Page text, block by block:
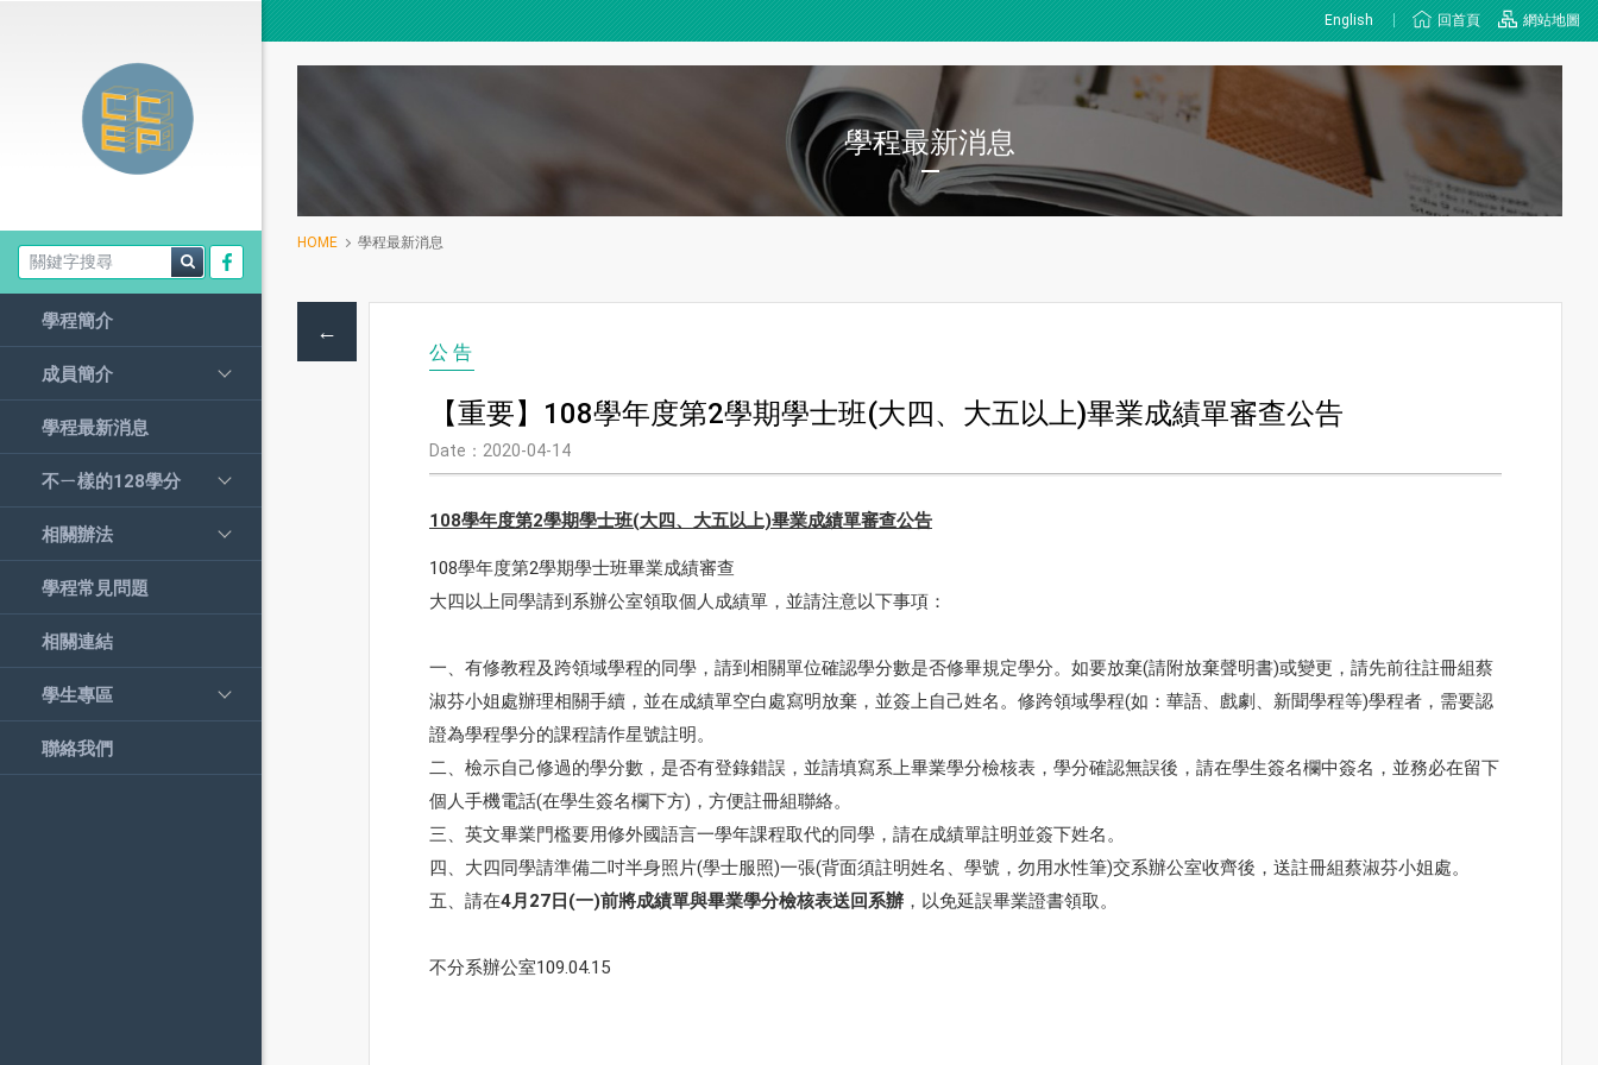
學程簡介
成員簡介
學程最新消息
不ㄧ樣的128學分
相關辦法
學程常見問題
相關連結
學生專區
聯絡我們
English 回首頁 網站地圖
學程最新消息
HOME 學程最新消息
←
公告
【重要】108學年度第2學期學士班(大四、大五以上)畢業成績單審查公告
Date：2020-04-14
108學年度第2學期學士班(大四、大五以上)畢業成績單審查公告
108學年度第2學期學士班畢業成績審查
大四以上同學請到系辦公室領取個人成績單，並請注意以下事項：
一、有修教程及跨領域學程的同學，請到相關單位確認學分數是否修畢規定學分。如要放棄(請附放棄聲明書)或變更，請先前往註冊組蔡
淑芬小姐處辦理相關手續，並在成績單空白處寫明放棄，並簽上自己姓名。修跨領域學程(如：華語、戲劇、新聞學程等)學程者，需要認
證為學程學分的課程請作星號註明。
二、檢示自己修過的學分數，是否有登錄錯誤，並請填寫系上畢業學分檢核表，學分確認無誤後，請在學生簽名欄中簽名，並務必在留下
個人手機電話(在學生簽名欄下方)，方便註冊組聯絡。
三、英文畢業門檻要用修外國語言一學年課程取代的同學，請在成績單註明並簽下姓名。
四、大四同學請準備二吋半身照片(學士服照)一張(背面須註明姓名、學號，勿用水性筆)交系辦公室收齊後，送註冊組蔡淑芬小姐處。
五、請在4月27日(一)前將成績單與畢業學分檢核表送回系辦 ，以免延誤畢業證書領取。
不分系辦公室109.04.15